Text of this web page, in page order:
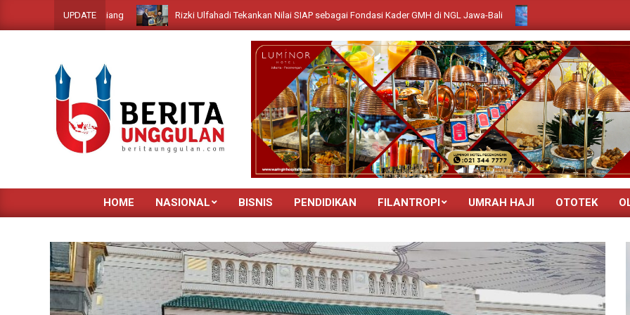
to
UPDATE Rizki Ulfahadi Tekankan Nilai SIAP sebagai Fondasi Kader GMH di NGL Jawa-Bali Bukan Sekadar Merek: Rahasia
Primary
Menu
HOME NASIONAL BISNIS PENDIDIKAN FILANTROPI UMRAH HAJI OTOTEK